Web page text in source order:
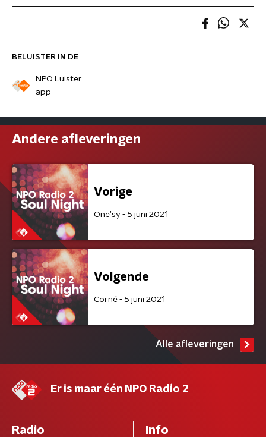
BELUISTER IN DE
NPO Luister
app
Andere afleveringen
Vorige
One'sy - 5 juni 2021
Volgende
Corné - 5 juni 2021
Alle afleveringen
Er is maar één NPO Radio 2
Radio Info